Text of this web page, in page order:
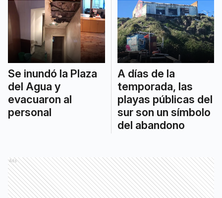
Se inundó la Plaza
del Agua y
evacuaron al
personal
A días de la
temporada, las
playas públicas del
sur son un símbolo
del abandono
Ads